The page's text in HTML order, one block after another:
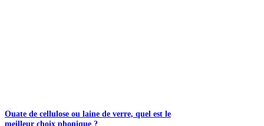
Ouate de cellulose ou laine de verre, quel est le
meilleur choix phonique ?